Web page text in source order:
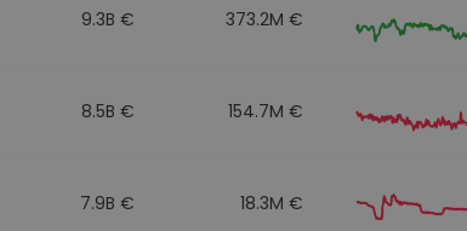
9.3B € 373.2M €
8.5B € 154.7M €
7.9B € 18.3M €